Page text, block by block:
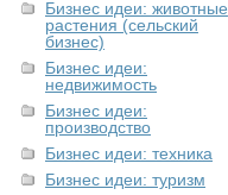
Бизнес идеи: животные,
растения (сельский
бизнес)
Бизнес идеи:
недвижимость
Бизнес идеи:
производство
Бизнес идеи: техника
Бизнес идеи: туризм